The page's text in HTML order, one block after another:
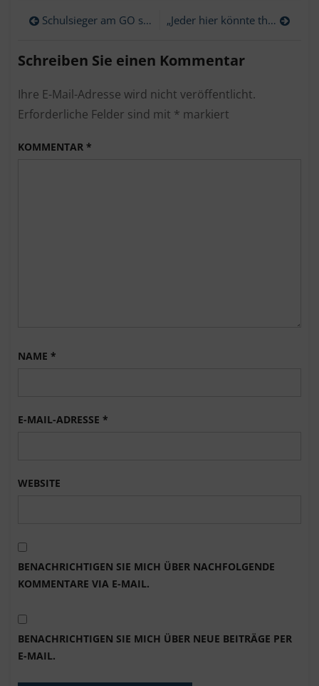
Jugend
Erfolg!
Beitragsnavigation
Schulsieger am GO steht fest „Jeder hier könnte theoretisch einmal Bundeskanzler werden“
Schreiben Sie einen Kommentar
Ihre E-Mail-Adresse wird nicht veröffentlicht.
Erforderliche Felder sind mit * markiert
KOMMENTAR *
NAME *
E-MAIL-ADRESSE *
WEBSITE
BENACHRICHTIGEN SIE MICH ÜBER NACHFOLGENDE
KOMMENTARE VIA E-MAIL.
BENACHRICHTIGEN SIE MICH ÜBER NEUE BEITRÄGE PER
E-MAIL.